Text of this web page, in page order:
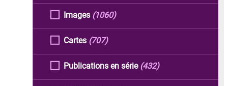
Images (1060)
Cartes (707)
Publications en série (432)